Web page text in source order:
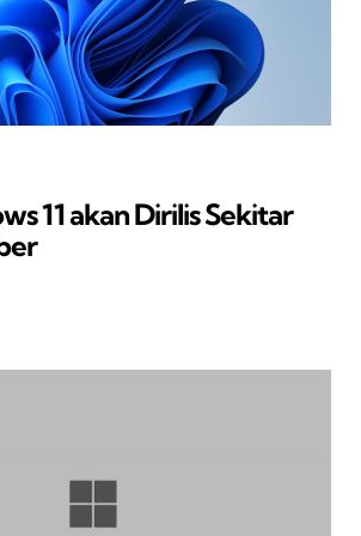
11 akan Dirilis Sekitar